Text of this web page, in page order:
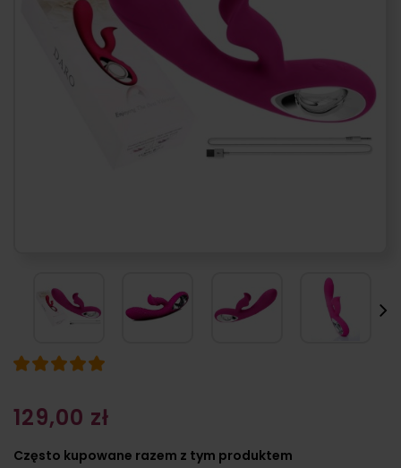
129,00 zł
Często kupowane razem z tym produktem